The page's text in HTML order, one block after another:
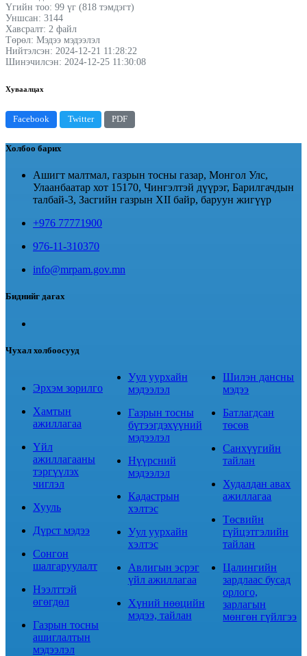
Үгийн тоо: 99 үг (818 тэмдэгт)
Уншсан: 3144
Хавсралт: 2 файл
Төрөл: Мэдээ мэдээлэл
Нийтэлсэн: 2024-12-21 11:28:22
Шинэчилсэн: 2024-12-25 11:30:08
Хуваалцах
Facebook Twitter PDF
Холбоо барих
Ашигт малтмал, газрын тосны газар, Монгол Улс,
Улаанбаатар хот 15170, Чингэлтэй дүүрэг, Барилгачдын
талбай-3, Засгийн газрын XII байр, баруун жигүүр
+976 77771900
976-11-310370
info@mrpam.gov.mn
Биднийг дагах
Чухал холбоосууд
Эрхэм зорилго
Хамтын
ажиллагаа
Үйл
ажиллагааны
тэргүүлэх
чиглэл
Хууль
Дүрст мэдээ
Сонгон
шалгаруулалт
Нээлттэй
өгөгдөл
Газрын тосны
ашиглалтын
мэдээлэл
Уул уурхайн
мэдээлэл
Газрын тосны
бүтээгдэхүүний
мэдээлэл
Нүүрсний
мэдээлэл
Кадастрын
хэлтэс
Уул уурхайн
хэлтэс
Авлигын эсрэг
үйл ажиллагаа
Хүний нөөцийн
мэдээ, тайлан
Шилэн дансны
мэдээ
Батлагдсан
төсөв
Санхүүгийн
тайлан
Худалдан авах
ажиллагаа
Төсвийн
гүйцэтгэлийн
тайлан
Цалингийн
зардлаас бусад
орлого,
зарлагын
мөнгөн гүйлгээ